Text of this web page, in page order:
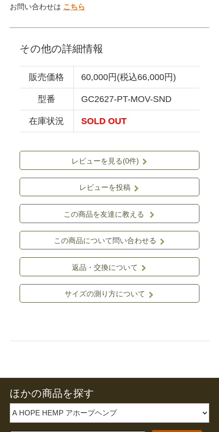
お問い合わせは こちら
その他の詳細情報
販売価格 60,000円(税込66,000円)
型番 GC2627-PT-MOV-SND
在庫状況 SOLD OUT
レビューを見る(0件)
レビューを投稿
この商品を友達に教える
この商品について問い合わせる
返品・交換について
サイズの測り方について
ほかの商品を探す